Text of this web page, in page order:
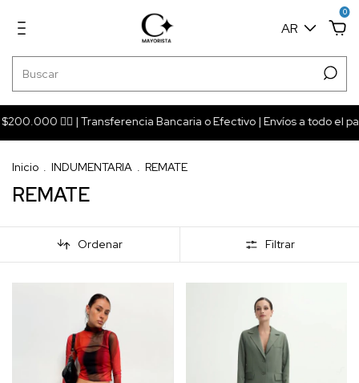
AR
0
❤️‍🔥 | Transferencia Bancaria o Efectivo | Envíos a todo el
Inicio . INDUMENTARIA . REMATE
REMATE
Ordenar Filtrar